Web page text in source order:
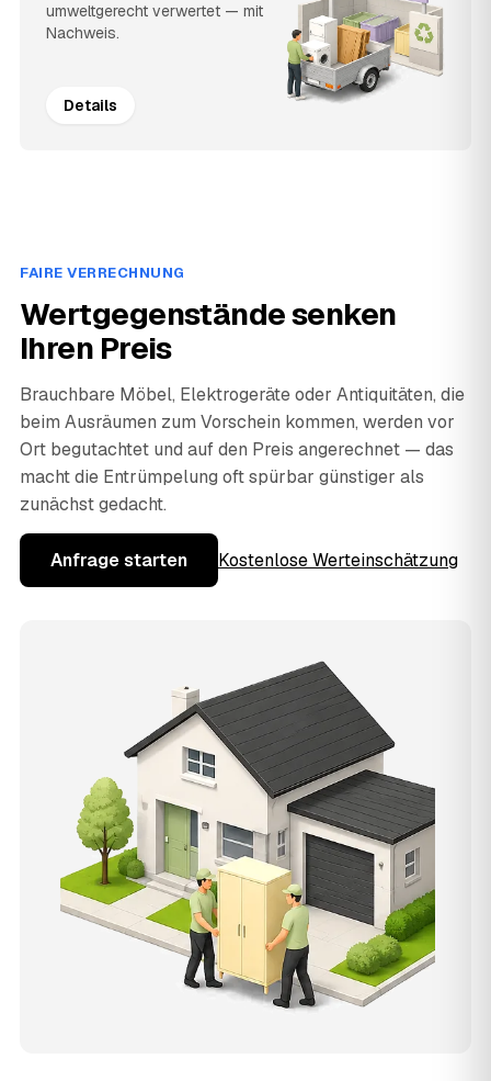
umweltgerecht verwertet — mit
Nachweis.
Details
FAIRE VERRECHNUNG
Wertgegenstände senken
Ihren Preis
Brauchbare Möbel, Elektrogeräte oder Antiquitäten, die
beim Ausräumen zum Vorschein kommen, werden vor
Ort begutachtet und auf den Preis angerechnet — das
macht die Entrümpelung oft spürbar günstiger als
zunächst gedacht.
Anfrage starten Kostenlose Werteinschätzung